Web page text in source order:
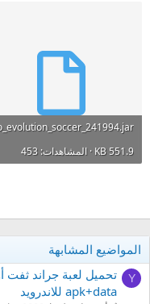
551.9 KB · المشاهدات: 453
المواضيع المشابهة
Y
apk+data للاندرويد